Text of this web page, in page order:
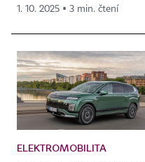
1. 10. 2025 ▪ 3 min. čtení
ELEKTROMOBILITA